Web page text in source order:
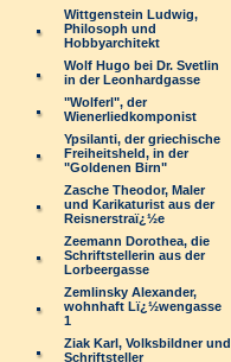
Wittgenstein Ludwig,
Philosoph und
Hobbyarchitekt
Wolf Hugo bei Dr. Svetlin
in der Leonhardgasse
"Wolferl", der
Wienerliedkomponist
Ypsilanti, der griechische
Freiheitsheld, in der
"Goldenen Birn"
Zasche Theodor, Maler
und Karikaturist aus der
Reisnerstraï¿½e
Zeemann Dorothea, die
Schriftstellerin aus der
Lorbeergasse
Zemlinsky Alexander,
wohnhaft Lï¿½wengasse
1
Ziak Karl, Volksbildner und
Schriftsteller